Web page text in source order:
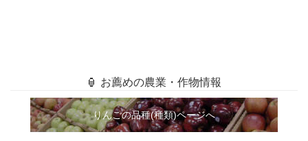
🏮 お薦めの農業・作物情報
りんごの品種(種類)ページへ